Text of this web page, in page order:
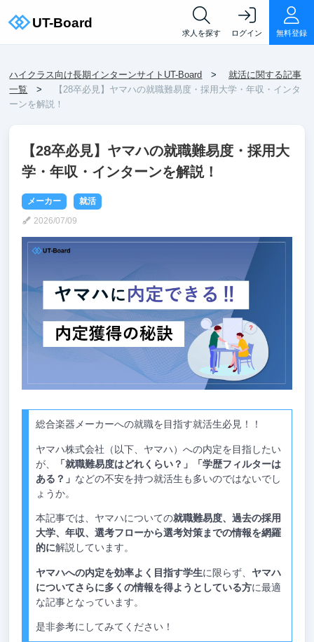
求人を探す ログイン 無料登録
ハイクラス向け長期インターンサイトUT-Board
就活に関する記事
一覧
【28卒必見】ヤマハの就職難易度・採用大学・年収・インタ
ーンを解説！
【28卒必見】ヤマハの就職難易度・採用大
学・年収・インターンを解説！
メーカー 就活
2026/07/09
総合楽器メーカーへの就職を目指す就活生必見！！
ヤマハ株式会社（以下、ヤマハ）への内定を目指したい
が、
「就職難易度はどれくらい？」「学歴フィルターは
ある？」 などの不安を持つ就活生も多いのではないでし
ょうか。
本記事では、ヤマハについての就職難易度、過去の採用
大学、年収、選考フローから選考対策までの情報を網羅
的に解説しています。
ヤマハへの内定を効率よく目指す学生に限らず、 ヤマハ
についてさらに多くの情報を得ようとしている方に最適
な記事となっています。
是非参考にしてみてください！